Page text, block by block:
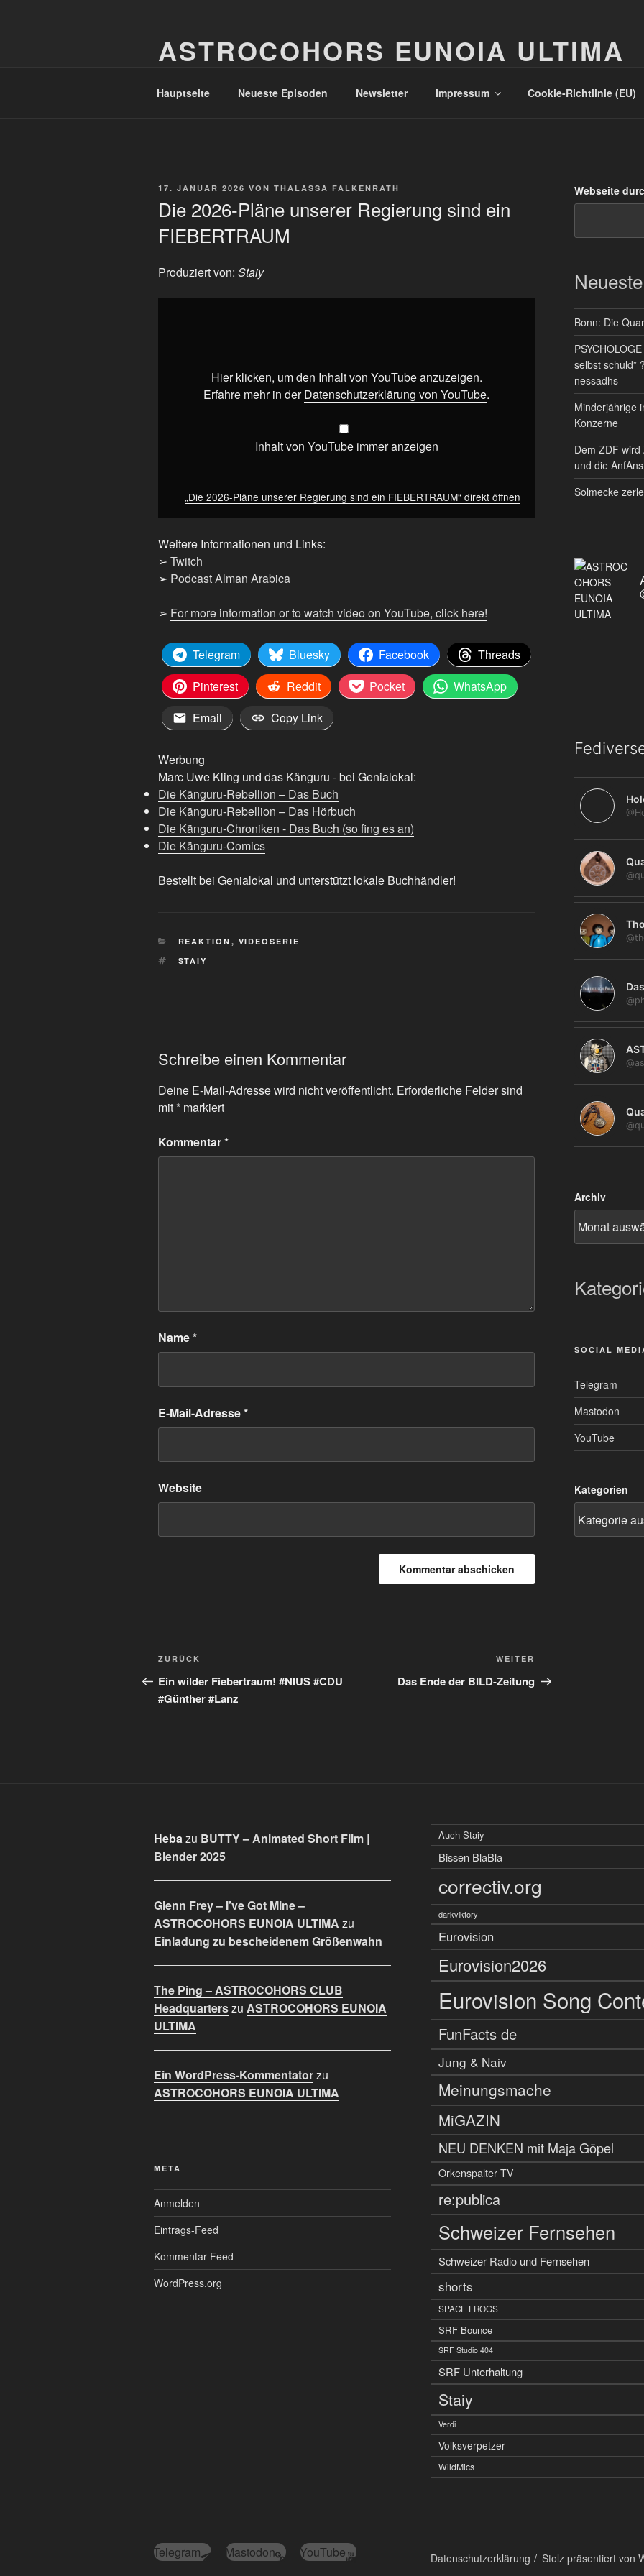
ASTROCOHORS EUNOIA ULTIMA
Hauptseite Neueste Episoden Newsletter Impressum Cookie-Richtlinie (EU)
VERÖFFENTLICHT
17. JANUAR 2026 VON THALASSA FALKENRATH
Die 2026-Pläne unserer Regierung sind ein
FIEBERTRAUM
Produziert von: Staiy
RegierungHier klicken, um den Inhalt von YouTube anzuzeigen.
Erfahre mehr in derDatenschutzerklärung von YouTube.
Inhalt von YouTube immer anzeigen
„Die 2026-Pläne unserer Regierung sind ein FIEBERTRAUM“ direkt öffnen
Weitere Informationen und Links:
➢ Twitch
➢ Podcast Alman Arabica
➢ For more information or to watch video on YouTube, click here!
Telegram Bluesky Facebook
Threads
Pinterest
Reddit Pocket
WhatsApp
Email
Copy Link
Werbung
Marc Uwe Kling und das Känguru - bei Genialokal:
Die Känguru-Rebellion – Das Buch
Die Känguru-Rebellion – Das Hörbuch
Die Känguru-Chroniken - Das Buch (so fing es an)
Die Känguru-Comics
Bestellt bei Genialokal und unterstützt lokale Buchhändler!
KATEGORIEN
REAKTION , VIDEOSERIE
SCHLAGWÖRTER
STAIY
Schreibe einen Kommentar
Deine E-Mail-Adresse wird nicht veröffentlicht. Erforderliche Felder sind
mit* markiert
Kommentar*
Name*
E-Mail-Adresse*
Website
Beitragsnavigation
Vorheriger
Beitrag
ZURÜCK
Ein wilder Fiebertraum! #NIUS #CDU
#Günther #Lanz
Beitrag
WEITER
Das Ende der BILD-Zeitung
Webseite
Bonn: Die
selbst schuld”
nessadhs
Minderjährige
Konzerne
Dem ZDF
und die
Solmecke
Archiv
SOCIAL
Telegram
Mastodon
YouTube
Kategorien
Hebazu BUTTY – Animated Short Film |
Blender 2025
Glenn Frey – I’ve Got Mine –
ASTROCOHORS EUNOIA ULTIMA zu
Einladung zu bescheidenem Größenwahn
The Ping – ASTROCOHORS CLUB
Headquarterszu ASTROCOHORS EUNOIA
ULTIMA
Ein WordPress-Kommentatorzu
ASTROCOHORS EUNOIA ULTIMA
META
Anmelden
Eintrags-Feed
Kommentar-Feed
WordPress.org
Auch Staiy
Bissen BlaBla
correctiv.org
darkviktory
Eurovision
Eurovision2026
Eurovision Song
FunFacts de
Jung & Naiv
Meinungsmache
MiGAZIN
NEU DENKEN mit Maja Göpel
Orkenspalter TV
re:publica
Schweizer Fernsehen
Schweizer Radio und Fernsehen
shorts
SPACE FROGS
SRF Bounce
SRF Studio 404
SRF Unterhaltung
Staiy
Verdi
Volksverpetzer
WildMics
Telegram Mastodon YouTube Datenschutzerklärung Stolz präsentiert von